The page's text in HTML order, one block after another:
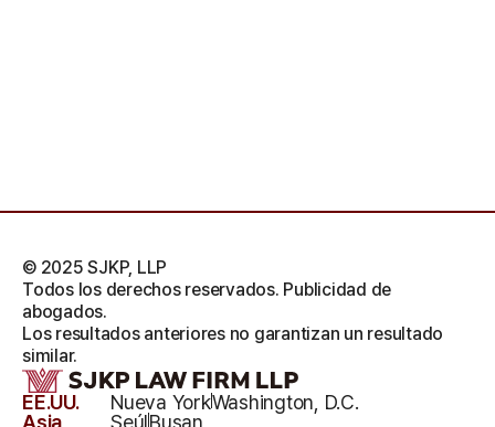
EE.UU. Nueva YorkWashington, D.C.
© 2025 SJKP, LLP
Todos los derechos reservados. Publicidad de
abogados.
Los resultados anteriores no garantizan un resultado
similar.